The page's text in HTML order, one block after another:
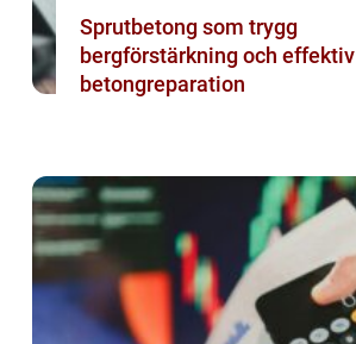
Sprutbetong som trygg
bergförstärkning och effektiv
betongreparation